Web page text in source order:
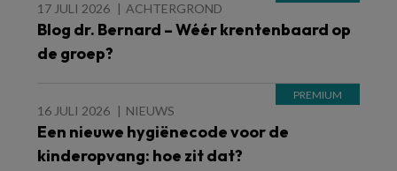
17 JULI 2026 ACHTERGROND
Blog dr. Bernard – Wéér krentenbaard op
de groep?
16 JULI 2026 NIEUWS
Een nieuwe hygiënecode voor de
kinderopvang: hoe zit dat?